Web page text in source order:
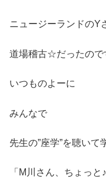
ニュージーランドのY
道場稽古☆だったので
いつものよーに
みんなで
先生の”座学”を聴いて
「M川さん、ちょっと♪